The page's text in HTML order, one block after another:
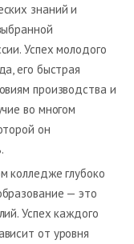
знаний и
Успех молодого
его быстрая
производства и
во многом
он
колледже глубоко
— это
Успех каждого
от уровня